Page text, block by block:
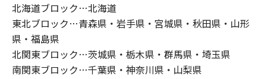
北海道ブロック…北海道
東北ブロック…⻘森県・岩⼿県・宮城県・秋⽥県・⼭形
県・福島県
北関東ブロック…茨城県・栃⽊県・群⾺県・埼⽟県
南関東ブロック…千葉県・神奈川県・⼭梨県